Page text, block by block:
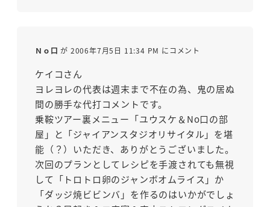
Ｎｏ口 が 2006年7月5日 11:34 PM にコメント
ケイコさん
ヨレヨレの代表は週末まで不在の為、鬼の居ぬ
間の勝手な代打コメントです。
乗鞍ツアー裏メニュー「ユウスケ＆No口の部
屋」と「ジャイアンスタジオリサイタル」を堪
能（？）いただき、ありがとうございました。
次回のプランとしてレシピを手渡されても無視
して「トロトロ卵のジャンボオムライス」か
「ダッジ焼ビビンバ」を作るのはいかがでしょ